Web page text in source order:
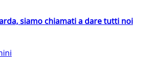
siamo chiamati a dare tutti noi